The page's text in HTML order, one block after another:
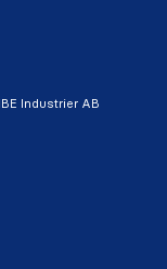
Industrier AB